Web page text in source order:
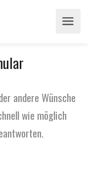
andere Wünsche
wie möglich